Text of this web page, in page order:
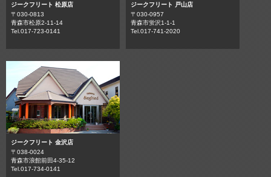
ジークフリート 松原店
〒030-0813
青森市松原2-11-14
Tel.017-723-0141
ジークフリート 戸山店
〒030-0957
青森市蛍沢1-1-1
Tel.017-741-2020
ジークフリート 金沢店
〒038-0024
青森市浪館前田4-35-12
Tel.017-734-0141